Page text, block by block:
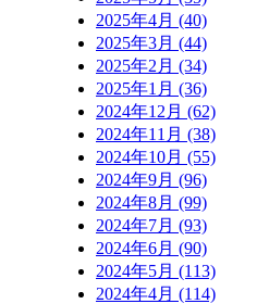
2025年4月 (40)
2025年3月 (44)
2025年2月 (34)
2025年1月 (36)
2024年12月 (62)
2024年11月 (38)
2024年10月 (55)
2024年9月 (96)
2024年8月 (99)
2024年7月 (93)
2024年6月 (90)
2024年5月 (113)
2024年4月 (114)